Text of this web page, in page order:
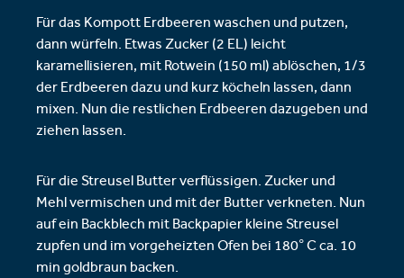
Für das Kompott Erdbeeren waschen und putzen,
dann würfeln. Etwas Zucker (2 EL) leicht
karamellisieren, mit Rotwein (150 ml) ablöschen, 1/3
der Erdbeeren dazu und kurz köcheln lassen, dann
mixen. Nun die restlichen Erdbeeren dazugeben und
ziehen lassen.
Für die Streusel Butter verflüssigen. Zucker und
Mehl vermischen und mit der Butter verkneten. Nun
auf ein Backblech mit Backpapier kleine Streusel
zupfen und im vorgeheizten Ofen bei 180° C ca. 10
min goldbraun backen.